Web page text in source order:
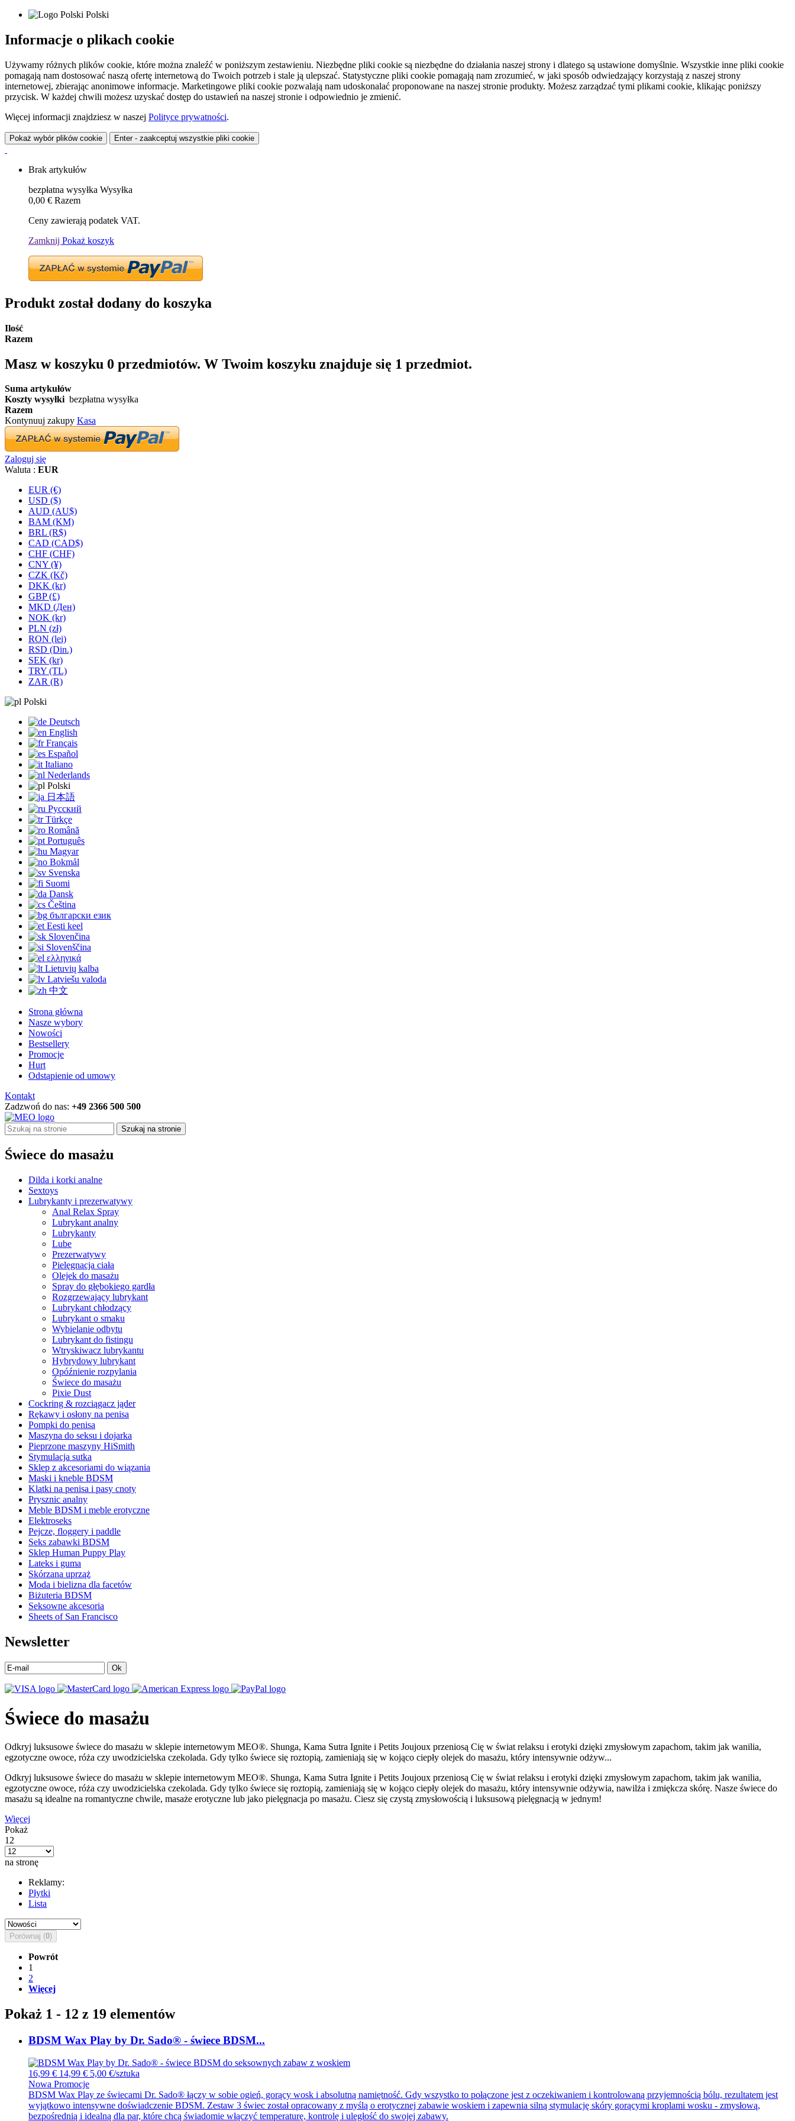
Polski
Informacje o plikach cookie
Używamy różnych plików cookie, które można znaleźć w poniższym zestawieniu. Niezbędne pliki cookie są niezbędne do działania naszej strony i dlatego są ustawione domyślnie. Wszystkie inne pliki cookie
pomagają nam dostosować naszą ofertę internetową do Twoich potrzeb i stale ją ulepszać. Statystyczne pliki cookie pomagają nam zrozumieć, w jaki sposób odwiedzający korzystają z naszej strony
internetowej, zbierając anonimowe informacje. Marketingowe pliki cookie pozwalają nam udoskonalać proponowane na naszej stronie produkty. Możesz zarządzać tymi plikami cookie, klikając poniższy
przycisk. W każdej chwili możesz uzyskać dostęp do ustawień na naszej stronie i odpowiednio je zmienić.
Więcej informacji znajdziesz w naszej Polityce prywatności.
Pokaż wybór plików cookie Enter - zaakceptuj wszystkie pliki cookie
Brak artykułów
bezpłatna wysyłka Wysyłka
0,00 € Razem
Ceny zawierają podatek VAT.
Zamknij Pokaż koszyk
Produkt został dodany do koszyka
Ilość
Razem
Masz w koszyku 0 przedmiotów. W Twoim koszyku znajduje się 1 przedmiot.
Suma artykułów
Koszty wysyłki bezpłatna wysyłka
Razem
Kontynuuj zakupy Kasa
Zaloguj się
Waluta : EUR
EUR (€)
USD ($)
AUD (AU$)
BAM (KM)
BRL (R$)
CAD (CAD$)
CHF (CHF)
CNY (¥)
CZK (Kč)
DKK (kr)
GBP (£)
MKD (Ден)
NOK (kr)
PLN (zł)
RON (lei)
RSD (Din.)
SEK (kr)
TRY (TL)
ZAR (R)
Polski
Deutsch
English
Français
Español
Italiano
Nederlands
Polski
日本語
Русский
Türkçe
Română
Português
Magyar
Bokmål
Svenska
Suomi
Dansk
Čeština
български език
Eesti keel
Slovenčina
Slovenščina
ελληνικά
Lietuvių kalba
Latviešu valoda
中文
Strona główna
Nasze wybory
Nowości
Bestsellery
Promocje
Hurt
Odstąpienie od umowy
Kontakt
Zadzwoń do nas: +49 2366 500 500
Szukaj na stronie
Świece do masażu
Dilda i korki analne
Sextoys
Lubrykanty i prezerwatywy
Anal Relax Spray
Lubrykant analny
Lubrykanty
Lube
Prezerwatywy
Pielęgnacja ciała
Olejek do masażu
Spray do głębokiego gardła
Rozgrzewający lubrykant
Lubrykant chłodzący
Lubrykant o smaku
Wybielanie odbytu
Lubrykant do fistingu
Wtryskiwacz lubrykantu
Hybrydowy lubrykant
Opóźnienie rozpylania
Świece do masażu
Pixie Dust
Cockring & rozciągacz jąder
Rękawy i osłony na penisa
Pompki do penisa
Maszyna do seksu i dojarka
Pieprzone maszyny HiSmith
Stymulacja sutka
Sklep z akcesoriami do wiązania
Maski i kneble BDSM
Klatki na penisa i pasy cnoty
Prysznic analny
Meble BDSM i meble erotyczne
Elektroseks
Pejcze, floggery i paddle
Seks zabawki BDSM
Sklep Human Puppy Play
Lateks i guma
Skórzana uprząż
Moda i bielizna dla facetów
Biżuteria BDSM
Seksowne akcesoria
Sheets of San Francisco
Newsletter
Ok
Świece do masażu
Odkryj luksusowe świece do masażu w sklepie internetowym MEO®. Shunga, Kama Sutra Ignite i Petits Joujoux przeniosą Cię w świat relaksu i erotyki dzięki zmysłowym zapachom, takim jak wanilia,
egzotyczne owoce, róża czy uwodzicielska czekolada. Gdy tylko świece się roztopią, zamieniają się w kojąco ciepły olejek do masażu, który intensywnie odżyw...
Odkryj luksusowe świece do masażu w sklepie internetowym MEO®. Shunga, Kama Sutra Ignite i Petits Joujoux przeniosą Cię w świat relaksu i erotyki dzięki zmysłowym zapachom, takim jak wanilia,
egzotyczne owoce, róża czy uwodzicielska czekolada. Gdy tylko świece się roztopią, zamieniają się w kojąco ciepły olejek do masażu, który intensywnie odżywia, nawilża i zmiękcza skórę. Nasze świece do
masażu są idealne na romantyczne chwile, masaże erotyczne lub jako pielęgnacja po masażu. Ciesz się czystą zmysłowością i luksusową pielęgnacją w jednym!
Więcej
Pokaż
12
na stronę
Reklamy:
Płytki
Lista
Porównaj (0)
Powrót
1
2
Więcej
Pokaż 1 - 12 z 19 elementów
BDSM Wax Play by Dr. Sado® - świece BDSM...
16,99 € 14,99 € 5,00 €/sztuka
Nowa Promocje
BDSM Wax Play ze świecami Dr. Sado® łączy w sobie ogień, gorący wosk i absolutną namiętność. Gdy wszystko to połączone jest z oczekiwaniem i kontrolowaną przyjemnością bólu, rezultatem jest
wyjątkowo intensywne doświadczenie BDSM. Zestaw 3 świec został opracowany z myślą o erotycznej zabawie woskiem i zapewnia silną stymulację skóry gorącymi kroplami wosku - zmysłową,
bezpośrednią i idealną dla par, które chcą świadomie włączyć temperaturę, kontrolę i uległość do swojej zabawy.